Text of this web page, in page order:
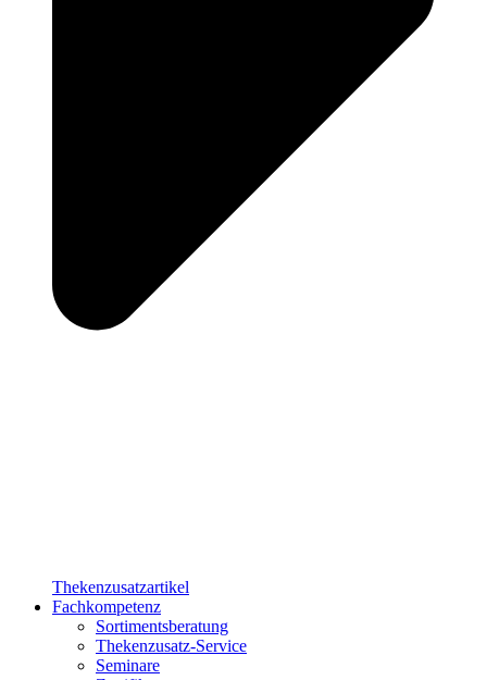
Thekenzusatzartikel
Fachkompetenz
Sortimentsberatung
Thekenzusatz-Service
Seminare